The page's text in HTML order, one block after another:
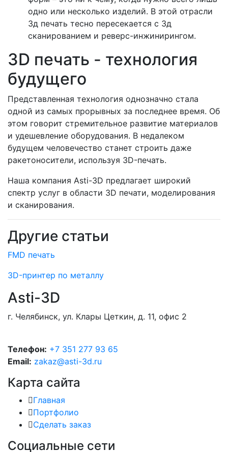
одно или несколько изделий. В этой отрасли
3д печать тесно пересекается с 3д
сканированием и реверс-инжинирингом.
3D печать - технология
будущего
Представленная технология однозначно стала
одной из самых прорывных за последнее время. Об
этом говорит стремительное развитие материалов
и удешевление оборудования. В недалеком
будущем человечество станет строить даже
ракетоносители, используя 3D-печать.
Наша компания Asti-3D предлагает широкий
спектр услуг в области 3D печати, моделирования
и сканирования.
Другие статьи
FMD печать
3D-принтер по металлу
Asti-3D
г. Челябинск, ул. Клары Цеткин, д. 11, офис 2
Телефон: +7 351 277 93 65
Email: zakaz@asti-3d.ru
Карта сайта
Главная
Портфолио
Сделать заказ
Социальные сети